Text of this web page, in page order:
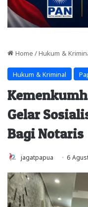
Home / Hukum &
Hukum & Kriminal
Gelar
Bagi Notaris
jagatpapua 6